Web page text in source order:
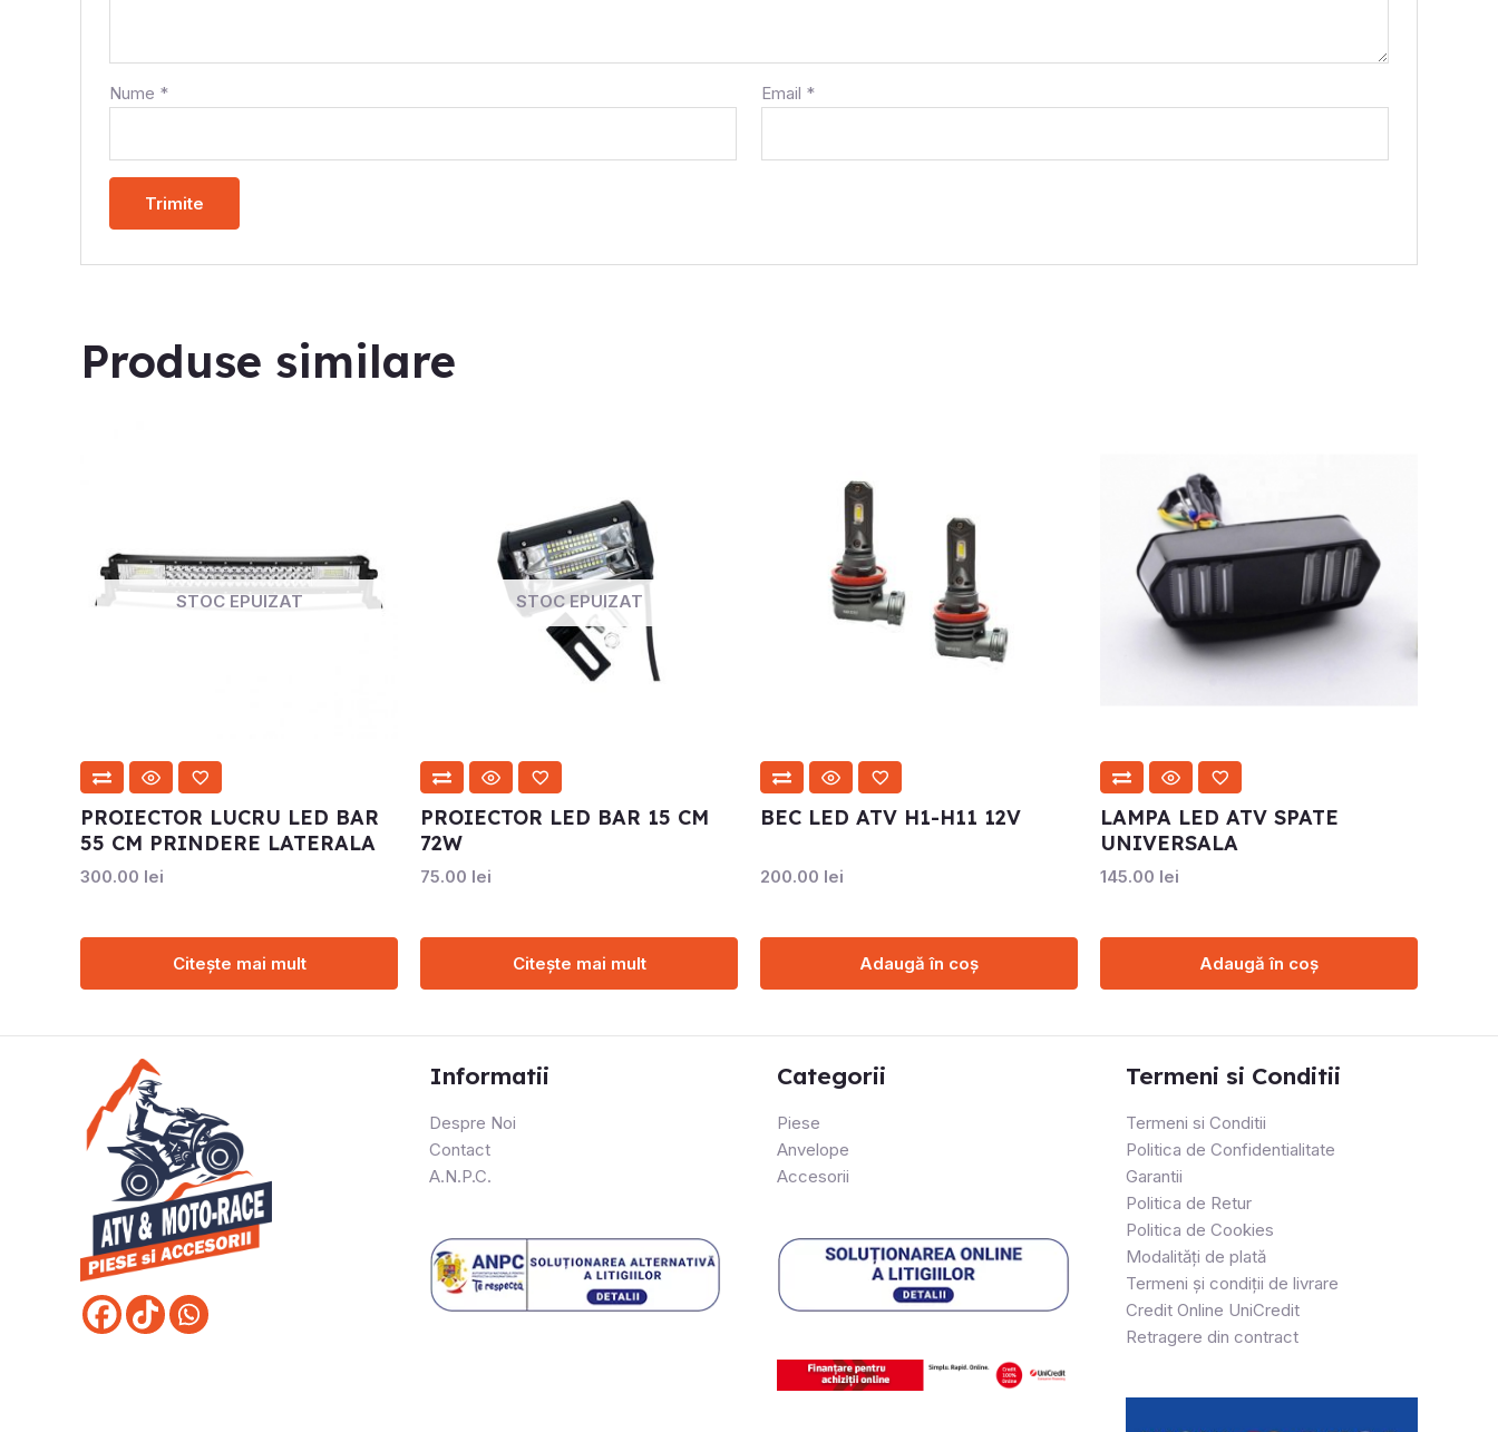
Nume * Email *
Produse similare
STOC EPUIZAT
PROIECTOR LUCRU LED BAR
55 CM PRINDERE LATERALA
300.00 lei
Citește mai mult
STOC EPUIZAT
PROIECTOR LED BAR 15 CM
72W
75.00 lei
Citește mai mult
BEC LED ATV H1-H11 12V
200.00 lei
Adaugă în coș
LAMPA LED ATV SPATE
UNIVERSALA
145.00 lei
Adaugă în coș
Informatii
Despre Noi
Contact
A.N.P.C.
Categorii
Piese
Anvelope
Accesorii
Termeni si Conditii
Termeni si Conditii
Politica de Confidentialitate
Garantii
Politica de Retur
Politica de Cookies
Modalități de plată
Termeni și condiții de livrare
Credit Online UniCredit
Retragere din contract